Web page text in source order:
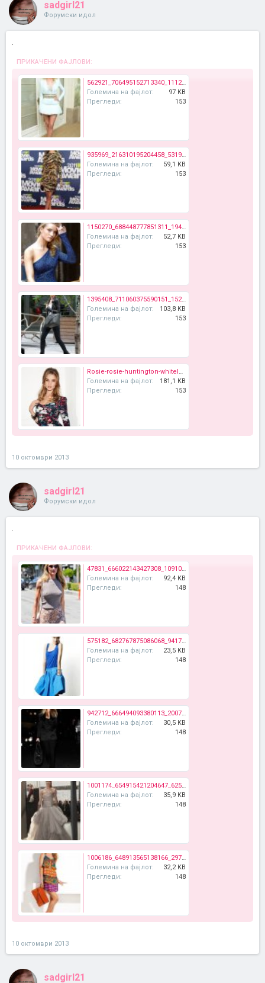
sadgirl21
Форумски идол
ПРИКАЧЕНИ ФАЈЛОВИ:
562921_706495152713340_1112901116_n.jpg
Големина на фајлот:
97 KB
Прегледи:
153
935969_216310195204458_531977561_n.jpg
Големина на фајлот:
59,1 KB
Прегледи:
153
1150270_688448777851311_1947953126_n.jpg
Големина на фајлот:
52,7 KB
Прегледи:
153
1395408_711060375590151_1528597430_n.jpg
Големина на фајлот:
103,8 KB
Прегледи:
153
Rosie-rosie-huntington-whiteley-27088189-1280-1024.jpg
Големина на фајлот:
181,1 KB
Прегледи:
153
10 октомври 2013
sadgirl21
Форумски идол
ПРИКАЧЕНИ ФАЈЛОВИ:
47831_666022143427308_1091073863_n.jpg
Големина на фајлот:
92,4 KB
Прегледи:
148
575182_682767875086068_941746952_n.jpg
Големина на фајлот:
23,5 KB
Прегледи:
148
942712_666494093380113_2007810652_n.jpg
Големина на фајлот:
30,5 KB
Прегледи:
148
1001174_654915421204647_625003487_n.jpg
Големина на фајлот:
35,9 KB
Прегледи:
148
1006186_648913565138166_297715619_n.jpg
Големина на фајлот:
32,2 KB
Прегледи:
148
10 октомври 2013
sadgirl21